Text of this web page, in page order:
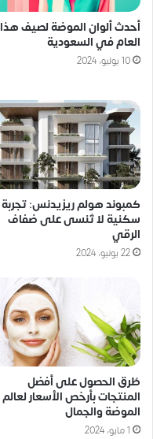
أحدث ألوان الموضة لصيف هذا
العام في السعودية
10 يوليو، 2024
كمبوند هولم ريزيدنس: تجربة
سكنية لا تُنسى على ضفاف
الرقي
22 يونيو، 2024
طُرق الحصول على أفضل
المنتجات بأرخص الأسعار لعالم
الموضة والجمال
1 مايو، 2024